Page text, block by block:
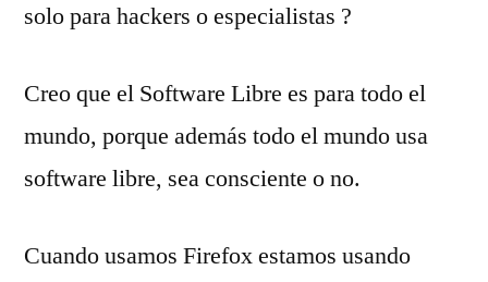
solo para hackers o especialistas ?
Creo que el Software Libre es para todo el
mundo, porque además todo el mundo usa
software libre, sea consciente o no.
Cuando usamos Firefox estamos usando